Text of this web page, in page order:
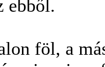
ebből.
föl, a